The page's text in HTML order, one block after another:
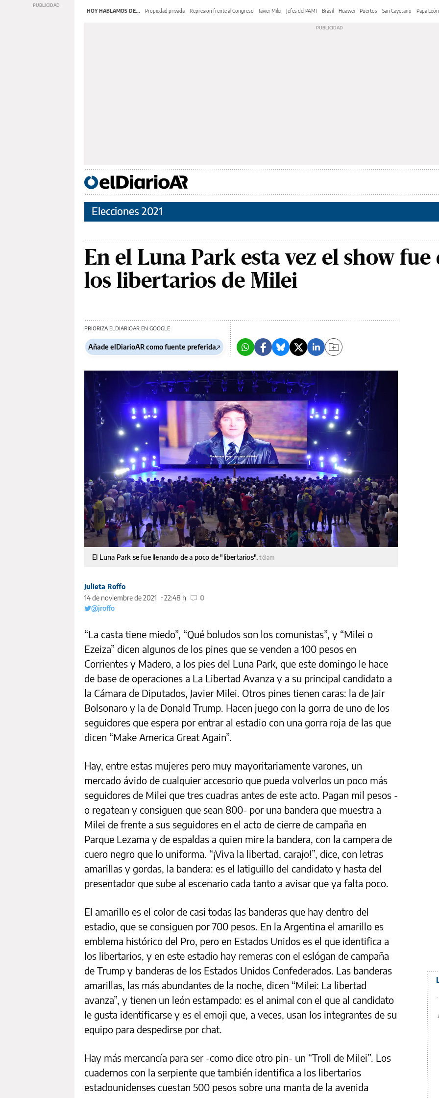
HOY HABLAMOS DE... Propiedad privada Represión frente al Congreso Javier Milei Jefes del PAMI Brasil Huawei Puertos San Cayetano Papa
Elecciones 2021
En el Luna Park esta vez el show fue
los libertarios de Milei
PRIORIZA ELDIARIOAR EN GOOGLE
Añade elDiarioAR como fuente preferida
El Luna Park se fue llenando de a poco de "libertarios".télam
Julieta Roffo
14 de noviembre de 2021
22:48 h
0
@jroffo
“La casta tiene miedo”, “Qué boludos son los comunistas”, y “Milei o
Ezeiza” dicen algunos de los pines que se venden a 100 pesos en
Corrientes y Madero, a los pies del Luna Park, que este domingo le hace
de base de operaciones a La Libertad Avanza y a su principal candidato a
la Cámara de Diputados, Javier Milei. Otros pines tienen caras: la de Jair
Bolsonaro y la de Donald Trump. Hacen juego con la gorra de uno de los
seguidores que espera por entrar al estadio con una gorra roja de las que
dicen “Make America Great Again”.
Hay, entre estas mujeres pero muy mayoritariamente varones, un
mercado ávido de cualquier accesorio que pueda volverlos un poco más
seguidores de Milei que tres cuadras antes de este acto. Pagan mil pesos -
o regatean y consiguen que sean 800- por una bandera que muestra a
Milei de frente a sus seguidores en el acto de cierre de campaña en
Parque Lezama y de espaldas a quien mire la bandera, con la campera de
cuero negro que lo uniforma. “¡Viva la libertad, carajo!”, dice, con letras
amarillas y gordas, la bandera: es el latiguillo del candidato y hasta del
presentador que sube al escenario cada tanto a avisar que ya falta poco.
El amarillo es el color de casi todas las banderas que hay dentro del
estadio, que se consiguen por 700 pesos. En la Argentina el amarillo es
emblema histórico del Pro, pero en Estados Unidos es el que identifica a
los libertarios, y en este estadio hay remeras con el eslógan de campaña
de Trump y banderas de los Estados Unidos Confederados. Las banderas
amarillas, las más abundantes de la noche, dicen “Milei: La libertad
avanza”, y tienen un león estampado: es el animal con el que al candidato
le gusta identificarse y es el emoji que, a veces, usan los integrantes de su
equipo para despedirse por chat.
Hay más mercancía para ser -como dice otro pin- un “Troll de Milei”. Los
cuadernos con la serpiente que también identifica a los libertarios
estadounidenses cuestan 500 pesos sobre una manta de la avenida